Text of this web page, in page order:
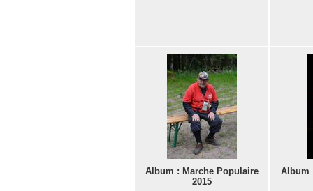
Album : Marche Populaire
2015
Album